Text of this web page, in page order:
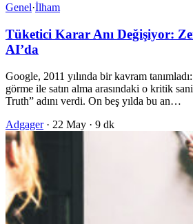
Genel·İlham
Tüketici Karar Anı Değişiyor:
AI’da
Google, 2011 yılında bir kavram
görme ile satın alma arasındaki o kritik
Truth” adını verdi. On beş yılda bu an…
Adgager · 22 May · 9 dk